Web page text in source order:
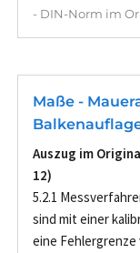
- DIN-Norm im
Maße -
Auszug im
12)
5.2.1
sind mit einer
eine Fehlergrenze